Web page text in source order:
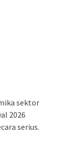
sektor
2026
serius.